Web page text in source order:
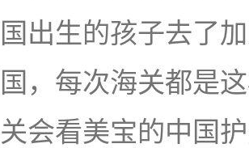
国出生的孩子去了
国，每次海关都是
关会看美宝的中国